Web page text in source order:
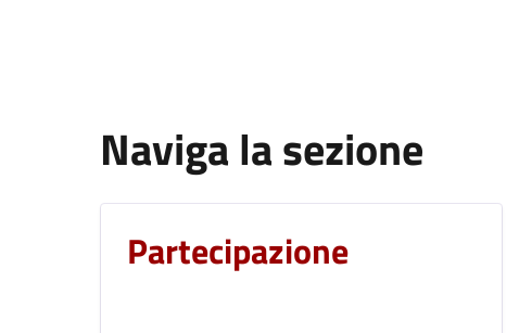
Naviga la sezione
Partecipazione